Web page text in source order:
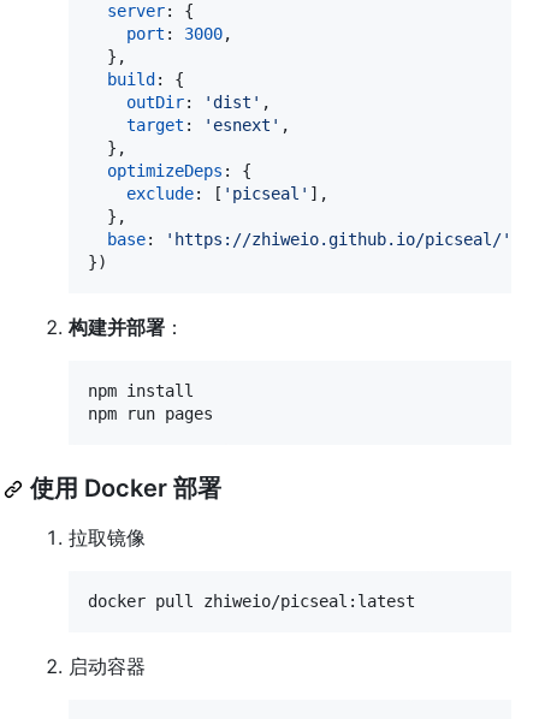
server: {
port : 3000,
} ,
build : {
outDir: 'dist' ,
target : 'esnext' ,
} ,
optimizeDeps : {
exclude: [ 'picseal' ] ,
} ,
base: 'https://zhiweio.github.io/picseal/'
})
构建并部署 ：
npm install
npm run pages
使用 Docker 部署
拉取镜像
docker pull zhiweio/picseal:latest
启动容器